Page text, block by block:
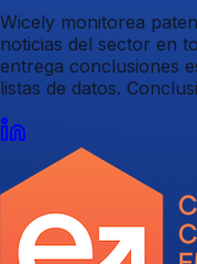
Wicely monitorea
noticias del sector en
entrega conclusiones
listas de datos.